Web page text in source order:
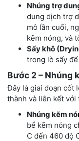
Nhúng trợ
dung dịch trợ
mô lần cuối,
kẽm nóng, và
Sấy khô
trong lò sấy
Bước 2 – Nhúng
Đây là giai đoạn cốt
thành và liên kết với
Nhúng kẽm
bể kẽm nóng
C đến 460 độ